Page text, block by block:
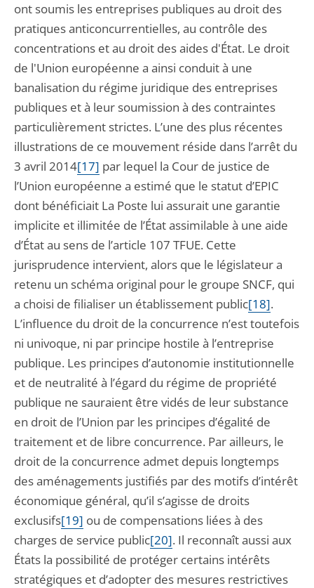
ont soumis les entreprises publiques au droit des
pratiques anticoncurrentielles, au contrôle des
concentrations et au droit des aides d'État. Le droit
de l'Union européenne a ainsi conduit à une
banalisation du régime juridique des entreprises
publiques et à leur soumission à des contraintes
particulièrement strictes. L’une des plus récentes
illustrations de ce mouvement réside dans l’arrêt du
3 avril 2014[17] par lequel la Cour de justice de
l’Union européenne a estimé que le statut d’EPIC
dont bénéficiait La Poste lui assurait une garantie
implicite et illimitée de l’État assimilable à une aide
d’État au sens de l’article 107 TFUE. Cette
jurisprudence intervient, alors que le législateur a
retenu un schéma original pour le groupe SNCF, qui
a choisi de filialiser un établissement public[18].
L’influence du droit de la concurrence n’est toutefois
ni univoque, ni par principe hostile à l’entreprise
publique. Les principes d’autonomie institutionnelle
et de neutralité à l’égard du régime de propriété
publique ne sauraient être vidés de leur substance
en droit de l’Union par les principes d’égalité de
traitement et de libre concurrence. Par ailleurs, le
droit de la concurrence admet depuis longtemps
des aménagements justifiés par des motifs d’intérêt
économique général, qu’il s’agisse de droits
exclusifs[19] ou de compensations liées à des
charges de service public[20]. Il reconnaît aussi aux
États la possibilité de protéger certains intérêts
stratégiques et d’adopter des mesures restrictives